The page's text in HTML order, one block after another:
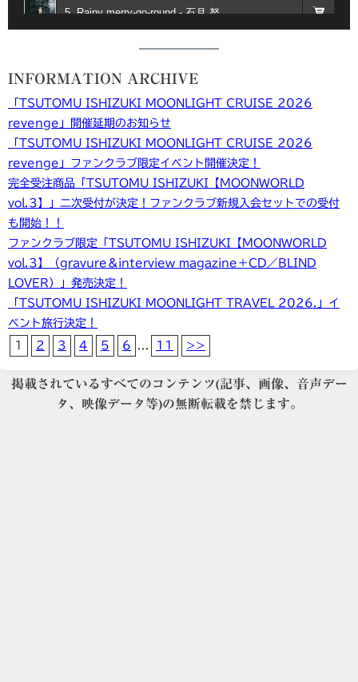
5. Rainy merry-go-round - 石月 努
7. ダウンコード - 石月 努
8. tender is… - 石月 努
9. ONE-You are the one- - 石月 努
10. 黄金の月 - 石月 努
11. 真珠 - 石月 努
12. [キミガイルセカイ] - 石月 努
13. everlove - 石月 努
INFORMATION ARCHIVE
「TSUTOMU ISHIZUKI MOONLIGHT CRUISE 2026
revenge」開催延期のお知らせ
「TSUTOMU ISHIZUKI MOONLIGHT CRUISE 2026
revenge」ファンクラブ限定イベント開催決定！
完全受注商品「TSUTOMU ISHIZUKI【MOONWORLD
vol.3】」二次受付が決定！ファンクラブ新規入会セットでの受付
も開始！！
ファンクラブ限定「TSUTOMU ISHIZUKI【MOONWORLD
vol.3】（gravure＆interview magazine＋CD／BLIND
LOVER）」発売決定！
「TSUTOMU ISHIZUKI MOONLIGHT TRAVEL 2026.」イ
ベント旅行決定！
1
2 3 4 5 6 11 >>
掲載されているすべてのコンテンツ(記事、画像、音声デー
タ、映像データ等)の無断転載を禁じます。